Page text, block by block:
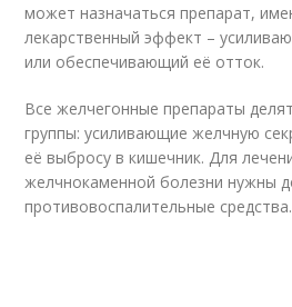
может назначаться препарат,
лекарственный эффект –
или обеспечивающий её отток.
Все желчегонные препараты
группы: усиливающие желчную
её выбросу в кишечник. Для
желчнокаменной болезни нужны
противовоспалительные средства.